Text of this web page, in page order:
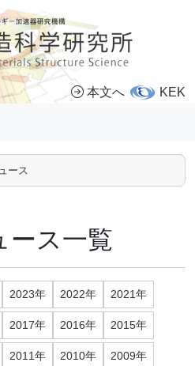
本文へ KEK
ース
ース一覧
2023年 2022年 2021年
2017年 2016年 2015年
2011年 2010年 2009年